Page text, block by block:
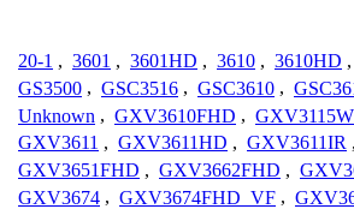
20-1 , 3601 , 3601HD , 3610 , 3610HD ,
GS3500 , GSC3516 , GSC3610 ,
Unknown , GXV3610FHD ,
GXV3611 , GXV3611HD , GXV3611IR ,
GXV3651FHD , GXV3662FHD ,
GXV3674 , GXV3674FHD_VF ,